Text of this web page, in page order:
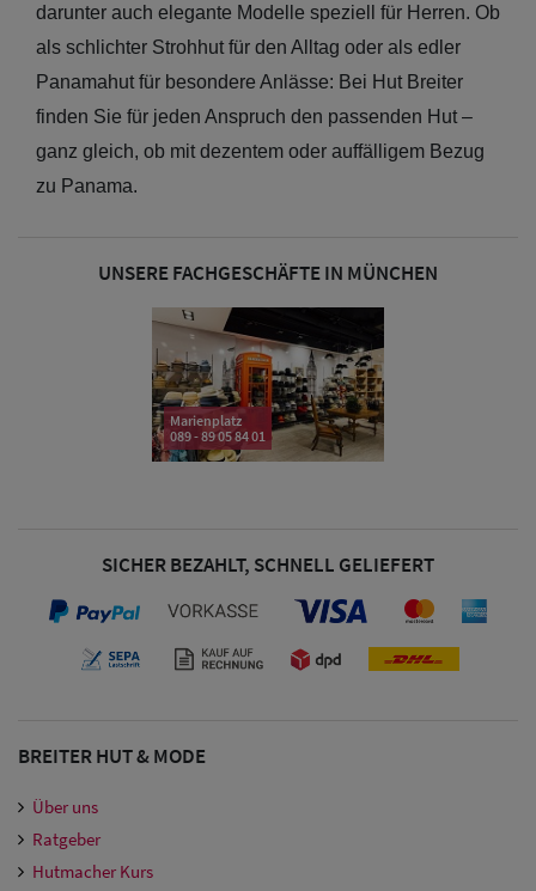
darunter auch elegante Modelle speziell für Herren. Ob
als schlichter Strohhut für den Alltag oder als edler
Panamahut für besondere Anlässe: Bei Hut Breiter
finden Sie für jeden Anspruch den passenden Hut –
ganz gleich, ob mit dezentem oder auffälligem Bezug
zu Panama.
UNSERE FACHGESCHÄFTE IN MÜNCHEN
Marienplatz
089 - 89 05 84 01
SICHER BEZAHLT, SCHNELL GELIEFERT
BREITER HUT & MODE
Über uns
Ratgeber
Hutmacher Kurs